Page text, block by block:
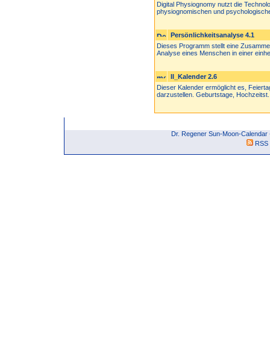
Digital Physiognomy nutzt die
physiognomischen und
Persönlichkeitsanalyse 4.1
Dieses Programm stellt eine
Analyse eines Menschen in einer
II_Kalender 2.6
Dieser Kalender ermöglicht es,
darzustellen. Geburtstage,
Dr. Regener Sun-Moon-